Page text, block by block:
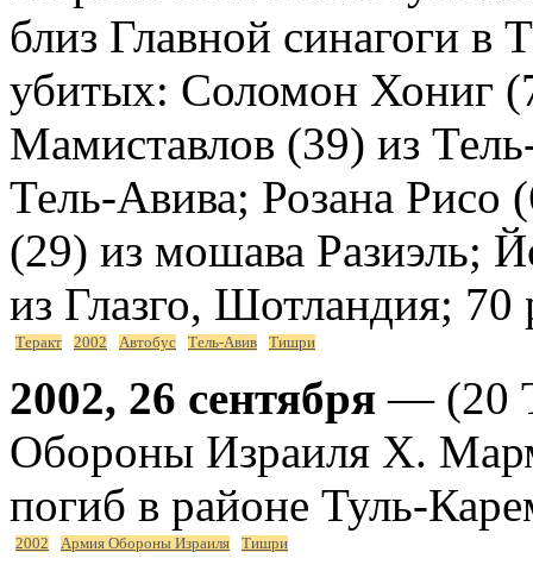
близ Главной синагоги в
убитых: Соломон Хониг
Мамиставлов (39) из
Тель-Авива; Розана Рисо
(29) из мошава Разиэль;
из Глазго, Шотландия; 70
Теракт 2002 Автобус Тель-Авив Тишри
2002, 26 сентября — (20
Обороны Израиля Х.
погиб в районе Туль-
2002 Армия Обороны Израиля Тишри